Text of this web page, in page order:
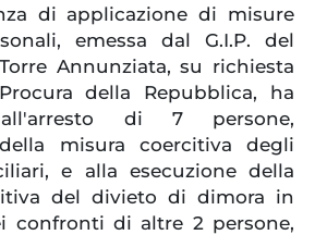
di applicazione di misure
emessa dal G.I.P. del
Annunziata, su richiesta
della Repubblica, ha
di 7 persone,
misura coercitiva degli
e alla esecuzione della
del divieto di dimora in
confronti di altre 2 persone,